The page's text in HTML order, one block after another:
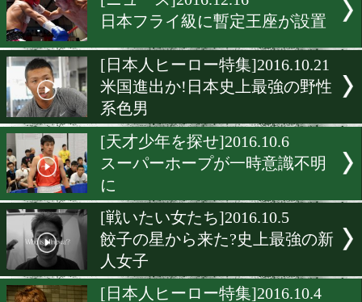
15連続KO日本記録挑戦に
[インタビュー]2016.12.19
女性が語るボクシングの魅
は?
日本フライ級に暫定王座が
[日本人ヒーロー特集
米国進出か!日本史上最強